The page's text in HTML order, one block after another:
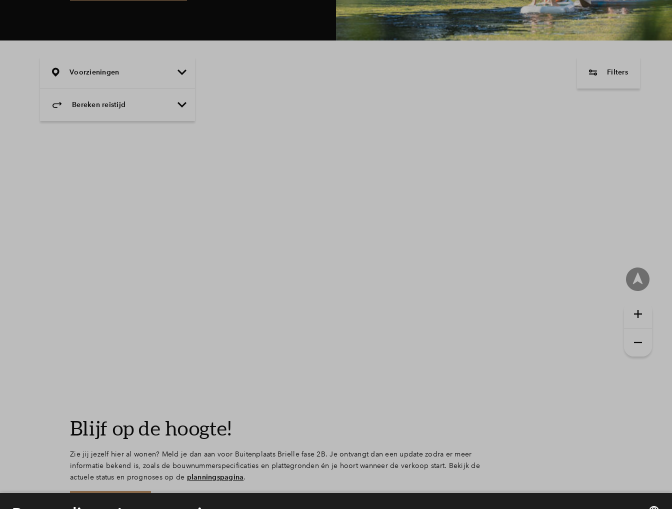
Voorzieningen
Selecteer vervoermiddel
Bereken reistijd
Filters
verkocht
Blijf op de hoogte!
Zie jij jezelf hier al wonen? Meld je dan aan voor Buitenplaats Brielle fase 2B. Je ontvangt dan een update zodra er meer
informatie bekend is, zoals de bouwnummerspecificaties en plattegronden én je hoort wanneer de verkoop start. Bekijk de
actuele status en prognoses op de planningspagina.